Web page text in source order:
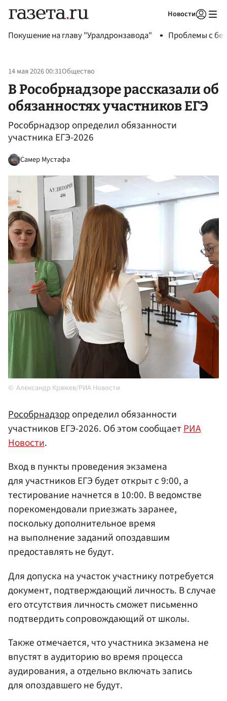
Новости
Покушение на главу "Уралдронзавода" Проблемы с
14 мая 2026 00:31Общество
В Рособрнадзоре рассказали об
обязанностях участников ЕГЭ
Рособрнадзор определил обязанности
участника ЕГЭ-2026
Самер Мустафа
Александр Кряжев/РИА Новости
Рособрнадзоропределил обязанности
участников ЕГЭ-2026. Об этом сообщаетРИА
Новости.
Вход в пункты проведения экзамена
для участников ЕГЭ будет открыт с 9:00, а
тестирование начнется в 10:00. В ведомстве
порекомендовали приезжать заранее,
поскольку дополнительное время
на выполнение заданий опоздавшим
предоставлять не будут.
Для допуска на участок участнику потребуется
документ, подтверждающий личность. В случае
его отсутствия личность сможет письменно
подтвердить сопровождающий от школы.
Также отмечается, что участника экзамена не
впустят в аудиторию во время процесса
аудирования, а отдельно включать запись
для опоздавшего не будут.